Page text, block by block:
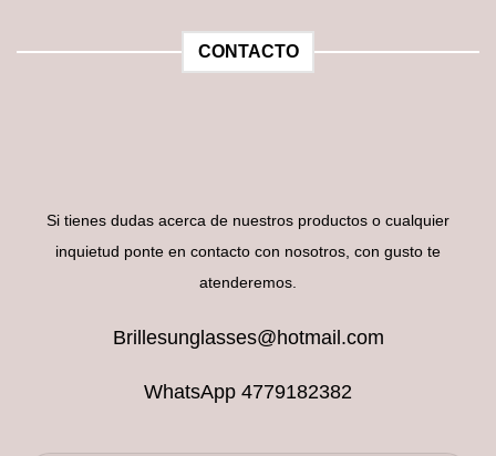
CONTACTO
Si tienes dudas acerca de nuestros productos o cualquier
inquietud ponte en contacto con nosotros, con gusto te
atenderemos.
Brillesunglasses@hotmail.com
WhatsApp 4779182382